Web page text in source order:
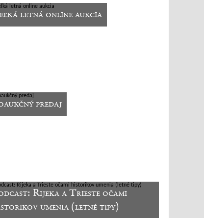
letná online aukcia
predaj
Rijeka a Trieste očami
umenia (letné tipy)